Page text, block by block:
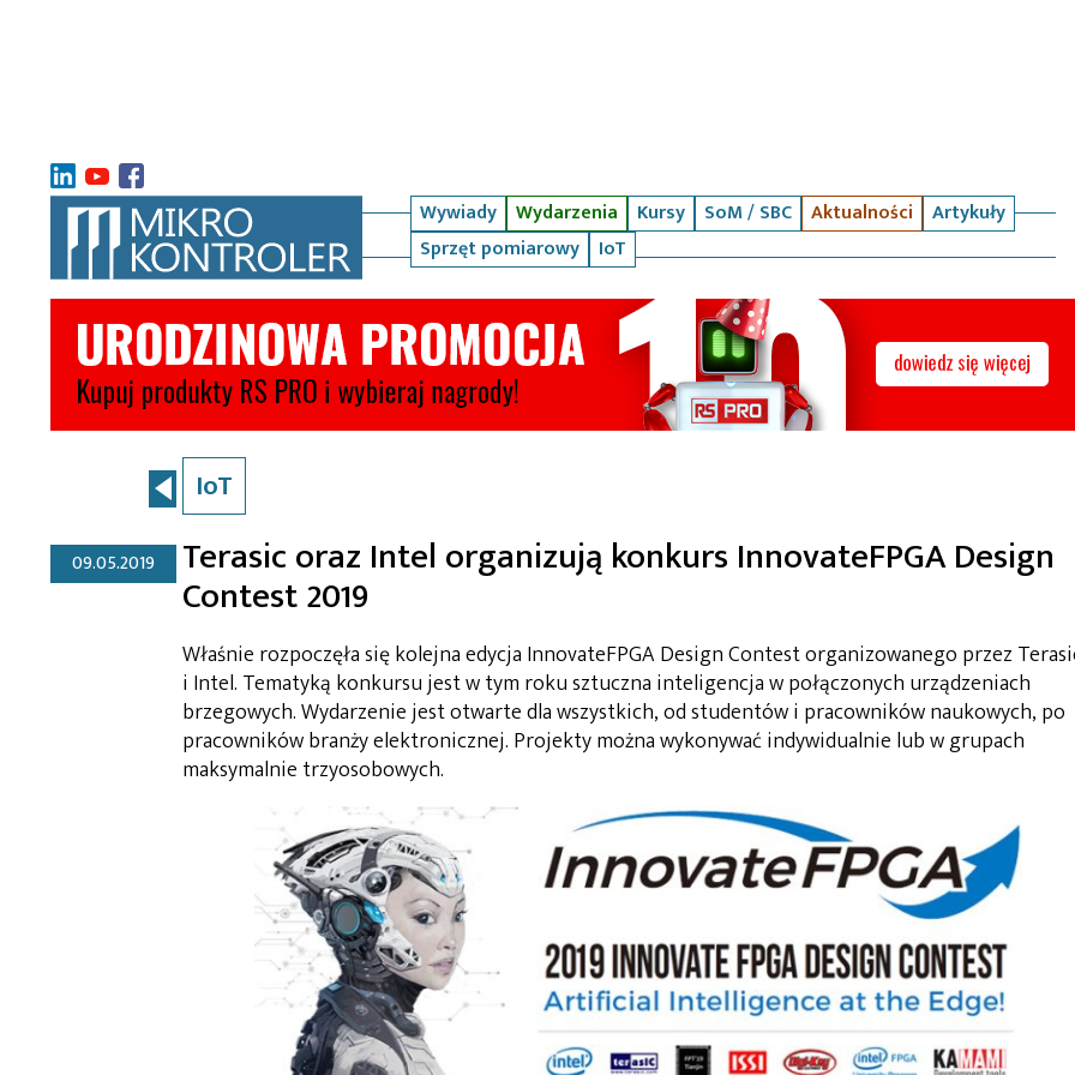
Wywiady Wydarzenia Kursy SoM / SBC Aktualności
Artykuły
Sprzęt pomiarowy
IoT
IoT
09.05.2019 Terasic oraz Intel organizują konkurs InnovateFPGA Design
Contest 2019
Właśnie rozpoczęła się kolejna edycja InnovateFPGA Design Contest organizowanego przez
i Intel. Tematyką konkursu jest w tym roku sztuczna inteligencja w połączonych urządzeniach
brzegowych. Wydarzenie jest otwarte dla wszystkich, od studentów i pracowników naukowych, po
pracowników branży elektronicznej. Projekty można wykonywać indywidualnie lub w grupach
maksymalnie trzyosobowych.